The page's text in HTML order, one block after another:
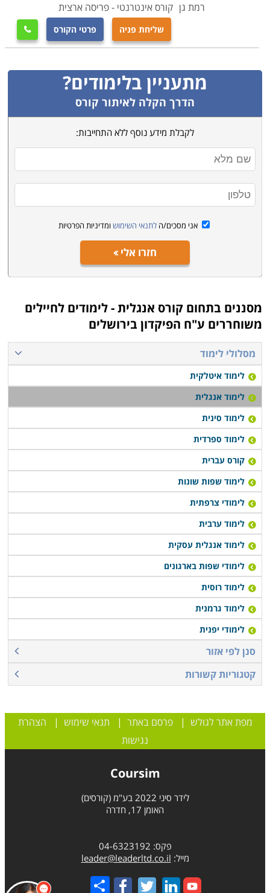
רמת גן קורס אינטרנטי - פריסה ארצית
שליחת פניה פרטי הקורס 
מתעניין בלימודים?
הדרך הקלה לאיתור קורס
לקבלת מידע נוסף ללא התחייבות:
אני מסכים/ה לתנאי השימוש ומדיניות הפרטיות
חזרו אלי
מסננים בתחום קורס אנגלית - לימודים לחיילים
משוחררים ע"ח הפיקדון בירושלים
מסלולי לימוד
לימוד איטלקית
לימוד אנגלית
לימוד סינית
לימוד ספרדית
קורס עברית
לימוד שפות שונות
לימודי צרפתית
לימוד ערבית
לימוד אנגלית עסקית
לימודי שפות בארגונים
לימוד רוסית
לימוד גרמנית
לימודי יפנית
סנן לפי אזור
קטגוריות קשורות
מפת אתר לגולש |פרסם באתר | תנאי שימוש | הצהרת
נגישות
Coursim
לידר סיני 2022 בע"מ (קורסים)
האומן 17, חדרה
פקס: 04-6323192
מייל: leader@leaderltd.co.il
Share